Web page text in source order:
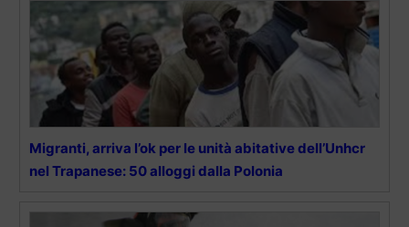
Migranti, arriva l’ok per le unità abitative dell’Unhcr
nel Trapanese: 50 alloggi dalla Polonia